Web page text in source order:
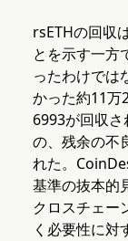
rsETHの回収
とを示す一方
ったわけでは
かった約11万
6993が回収
の、残余の不
れた。
基準の抜本的
クロスチェー
く必要性に対